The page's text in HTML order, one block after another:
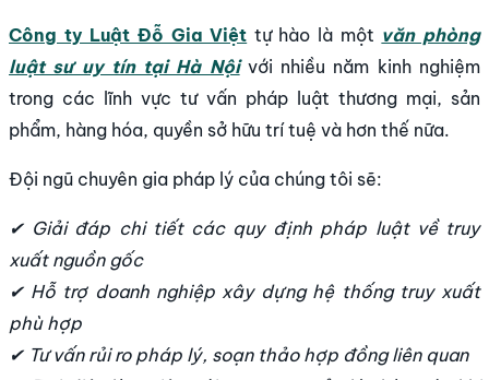
Công ty Luật Đỗ Gia Việt tự hào là một văn phòng
luật sư uy tín tại Hà Nộivới nhiều năm kinh nghiệm
trong các lĩnh vực tư vấn pháp luật thương mại, sản
phẩm, hàng hóa, quyền sở hữu trí tuệ và hơn thế nữa.
Đội ngũ chuyên gia pháp lý của chúng tôi sẽ:
✔ Giải đáp chi tiết các quy định pháp luật về truy
xuất nguồn gốc
✔ Hỗ trợ doanh nghiệp xây dựng hệ thống truy xuất
phù hợp
✔ Tư vấn rủi ro pháp lý, soạn thảo hợp đồng liên quan